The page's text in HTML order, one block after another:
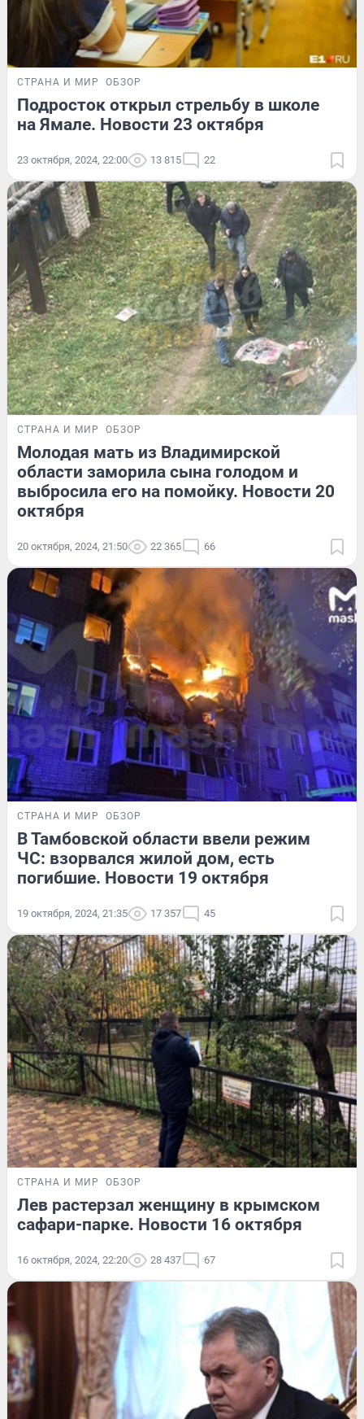
СТРАНА И МИР ОБЗОР
Подросток открыл стрельбу в школе
на Ямале. Новости 23 октября
23 октября, 2024, 22:00 13 815 22
СТРАНА И МИР ОБЗОР
Молодая мать из Владимирской
области заморила сына голодом и
выбросила его на помойку. Новости 20
октября
20 октября, 2024, 21:50 22 365 66
СТРАНА И МИР ОБЗОР
В Тамбовской области ввели режим
ЧС: взорвался жилой дом, есть
погибшие. Новости 19 октября
19 октября, 2024, 21:35 17 357 45
СТРАНА И МИР ОБЗОР
Лев растерзал женщину в крымском
сафари-парке. Новости 16 октября
16 октября, 2024, 22:20 28 437 67